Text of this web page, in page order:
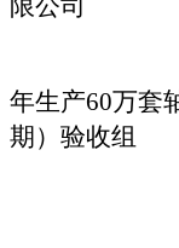
限公司
年生产60万套
期） 验收组